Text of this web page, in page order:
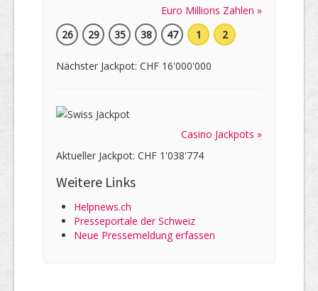
Euro Millions Zahlen »
26
29 35 38 47 1 2
Nächster Jackpot: CHF 16'000'000
Casino Jackpots »
Aktueller Jackpot: CHF 1'038'774
Weitere Links
Helpnews.ch
Presseportale der Schweiz
Neue Pressemeldung erfassen